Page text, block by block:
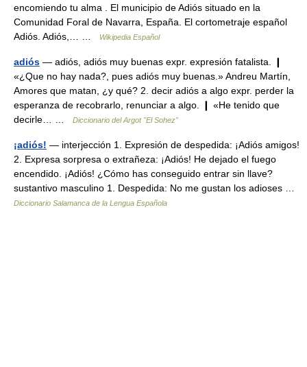
encomiendo tu alma . El municipio de Adiós situado en la
Comunidad Foral de Navarra, España. El cortometraje español
Adiós. Adiós,… …
Wikipedia Español
adiós — adiós, adiós muy buenas expr. expresión fatalista. ❙
«¿Que no hay nada?, pues adiós muy buenas.» Andreu Martín,
Amores que matan, ¿y qué? 2. decir adiós a algo expr. perder la
esperanza de recobrarlo, renunciar a algo. ❙ «He tenido que
decirle… …
Diccionario del Argot "El Sohez"
¡adiós! — interjección 1. Expresión de despedida: ¡Adiós amigos!
2. Expresa sorpresa o extrañeza: ¡Adiós! He dejado el fuego
encendido. ¡Adiós! ¿Cómo has conseguido entrar sin llave?
sustantivo masculino 1. Despedida: No me gustan los adioses …
Diccionario Salamanca de la Lengua Española